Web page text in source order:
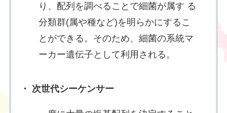
り、配列を調べることで細菌が属す る
分類群(属や種など)を明らかにするこ
とができる。そのため、細菌の系統マ
ーカー遺伝子として利用される。
・ 次世代シーケンサー